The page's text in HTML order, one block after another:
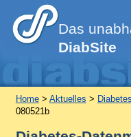
Das
DiabSite
Home> Aktuelles >
080521b